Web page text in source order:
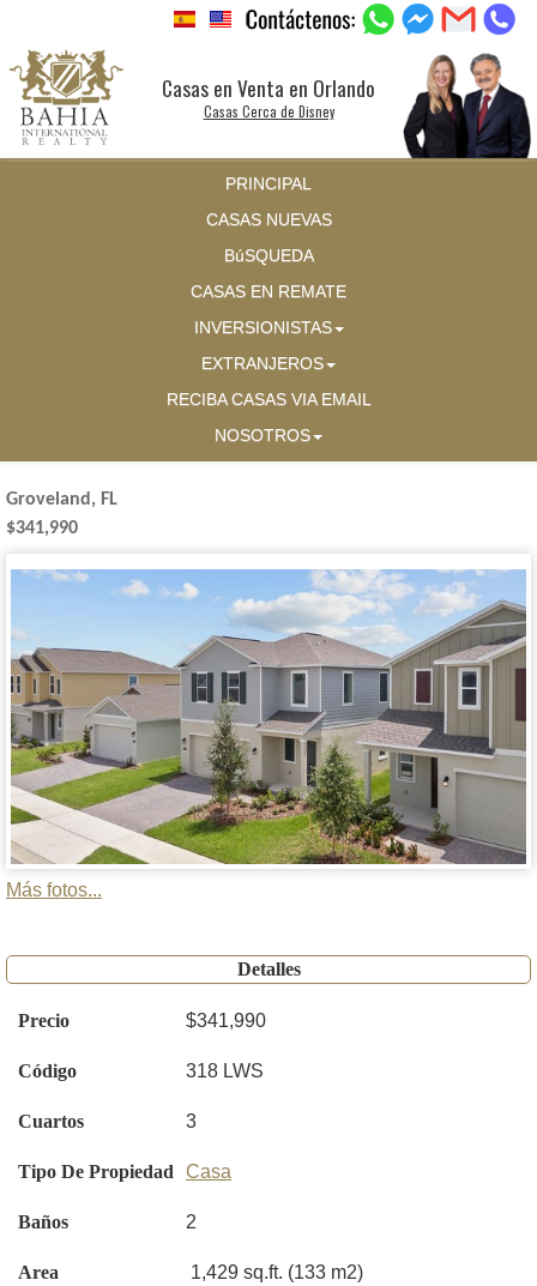
Casas en Venta en Orlando
Casas Cerca de Disney
PRINCIPAL
CASAS NUEVAS
BúSQUEDA
CASAS EN REMATE
INVERSIONISTAS
EXTRANJEROS
RECIBA CASAS VIA EMAIL
NOSOTROS
Groveland, FL
$341,990
Más fotos...
Detalles
Precio $341,990
Código 318 LWS
Cuartos 3
Tipo De Propiedad Casa
Baños 2
Area 1,429 sq.ft. (133 m2)